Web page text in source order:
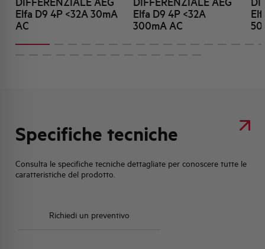
Elfa D9 4P <32A 30mA
AC
Elfa D9 4P <32A
300mA AC
Specifiche tecniche
Consulta le specifiche tecniche dettagliate per conoscere tutte le
caratteristiche del prodotto.
Richiedi un preventivo